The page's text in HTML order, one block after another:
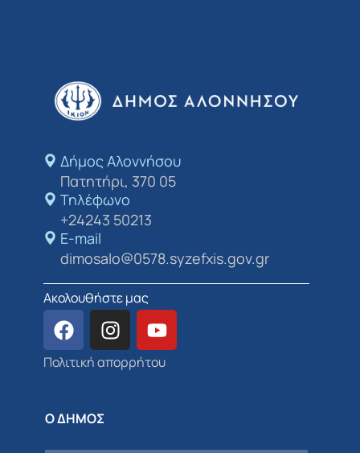
Δήμος Αλοννήσου​
Πατητήρι, 370 05
Τηλέφωνο
+24243 50213
E-mail
dimosalo@0578.syzefxis.gov.gr
Ακολουθήστε μας
Πολιτική απορρήτου
Ο ΔΗΜΟΣ